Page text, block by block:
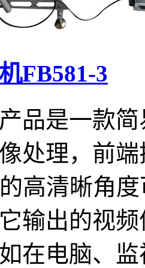
FB581-3
品是一款
处理，前
高清晰角
输出的视
在电脑、